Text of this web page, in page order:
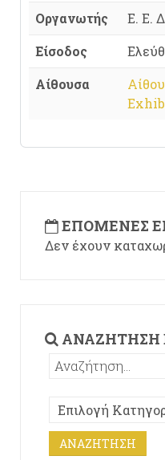
Οργανωτής
Ε. Ε.
Είσοδος
Αίθουσα
ΕΠΌΜΕΝΕΣ
Δεν έχουν
ΑΝΑΖΉΤΗΣΗ